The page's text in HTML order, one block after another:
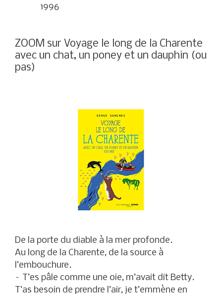
1996
ZOOM sur Voyage le long de la Charente
avec un chat, un poney et un dauphin (ou
pas)
De la porte du diable à la mer profonde.
Au long de la Charente, de la source à
l’embouchure.
– T’es pâle comme une oie, m’avait dit Betty.
T’as besoin de prendre l’air, je t’emmène en